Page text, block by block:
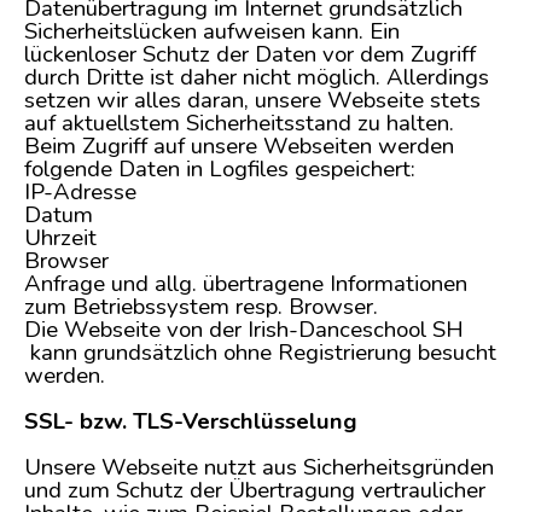
Datenübertragung im Internet grundsätzlich
Sicherheitslücken aufweisen kann. Ein
lückenloser Schutz der Daten vor dem Zugriff
durch Dritte ist daher nicht möglich. Allerdings
setzen wir alles daran, unsere Webseite stets
auf aktuellstem Sicherheitsstand zu halten.
Beim Zugriff auf unsere Webseiten werden
folgende Daten in Logfiles gespeichert:
IP-Adresse
Datum
Uhrzeit
Browser
Anfrage und allg. übertragene Informationen
zum Betriebssystem resp. Browser.
Die Webseite von der Irish-Danceschool SH
kann grundsätzlich ohne Registrierung besucht
werden.
SSL- bzw. TLS-Verschlüsselung
Unsere Webseite nutzt aus Sicherheitsgründen
und zum Schutz der Übertragung vertraulicher